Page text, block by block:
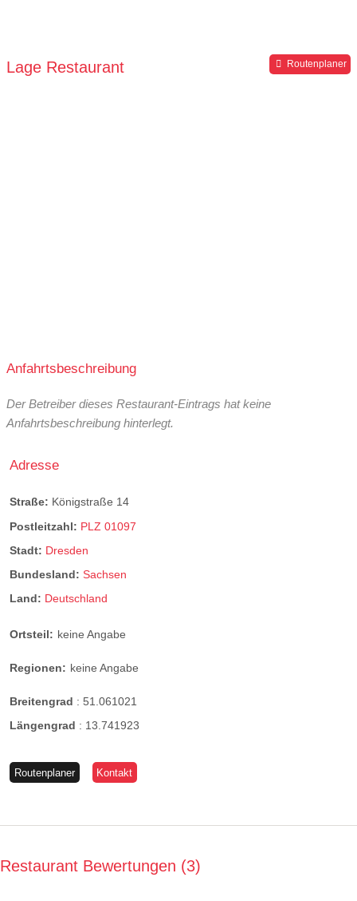
Lage Restaurant Routenplaner
Anfahrtsbeschreibung
Der Betreiber dieses Restaurant-Eintrags hat keine
Anfahrtsbeschreibung hinterlegt.
Adresse
Straße: Königstraße 14
Postleitzahl: PLZ 01097
Stadt: Dresden
Bundesland: Sachsen
Land: Deutschland
Ortsteil: keine Angabe
Regionen: keine Angabe
Breitengrad : 51.061021
Längengrad : 13.741923
Routenplaner Kontakt
Restaurant Bewertungen 3